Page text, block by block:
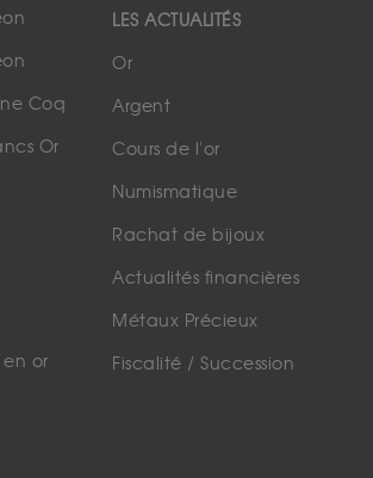
Coq
Or
en or
LES ACTUALITÉS
Or
Argent
Cours de l'or
Numismatique
Rachat de bijoux
Actualités financières
Métaux Précieux
Fiscalité / Succession